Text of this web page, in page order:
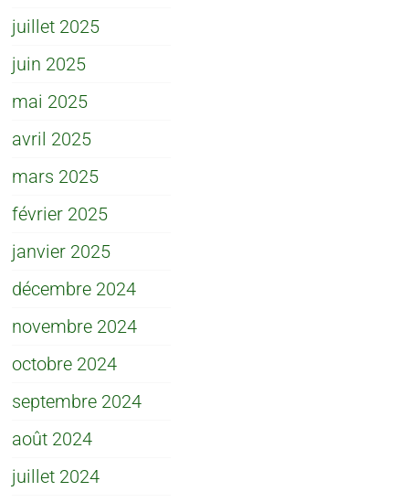
juillet 2025
juin 2025
mai 2025
avril 2025
mars 2025
février 2025
janvier 2025
décembre 2024
novembre 2024
octobre 2024
septembre 2024
août 2024
juillet 2024